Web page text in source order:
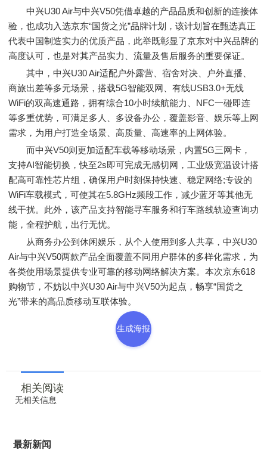
中兴U30 Air与中兴V50凭借卓越的产品品质和创新的连接体
验，也成功入选京东“国货之光”品牌计划，该计划旨在甄选真正
代表中国制造实力的优质产品，此举既彰显了京东对中兴品牌的
高度认可，也是对其产品实力、流量及售后服务的重要保证。
其中，中兴U30 Air适配户外露营、宿舍对决、户外直播、
商旅出差等多元场景，搭载5G智能双网、有线USB3.0+无线
WiFi的双高速通路，拥有综合10小时续航能力、NFC一碰即连
等多重优势，可满足多人、多设备办公，覆盖影音、娱乐等上网
需求，为用户打造全场景、高质量、高速率的上网体验。
而中兴V50则更加适配车载等移动场景，内置5G三网卡，
支持AI智能切换，快至2s即可完成无感切网，工业级宽温设计搭
配高可靠性芯片组，确保用户时刻保持快速、稳定网络;专设的
WiFi车载模式，可使其在5.8GHz频段工作，减少蓝牙等其他无
线干扰。此外，该产品支持智能寻车服务和行车路线轨迹查询功
能，全程护航，出行无忧。
从商务办公到休闲娱乐，从个人使用到多人共享，中兴U30
Air与中兴V50两款产品全面覆盖不同用户群体的多样化需求，为
各类使用场景提供专业可靠的移动网络解决方案。本次京东618
购物节，不妨以中兴U30 Air与中兴V50为起点，畅享“国货之
光”带来的高品质移动互联体验。
生成海报
相关阅读
无相关信息
最新新闻